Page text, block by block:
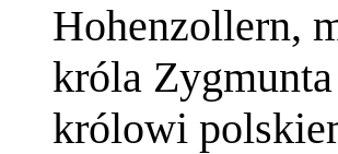
Hohenzollern,
króla
królowi